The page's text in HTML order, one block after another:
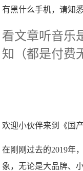
有黑什么手机，请知悉
看文章听音乐
知（都是付费
欢迎小伙伴来到《国
在刚刚过去的2019年
象，无论是大品牌、